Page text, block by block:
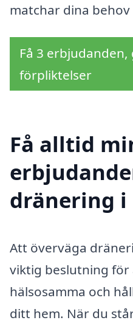
matchar dina
Få 3
förpliktelser
Få alltid
dränering i
Att överväga
viktig beslutning för
hälsosamma och
ditt hem. När du